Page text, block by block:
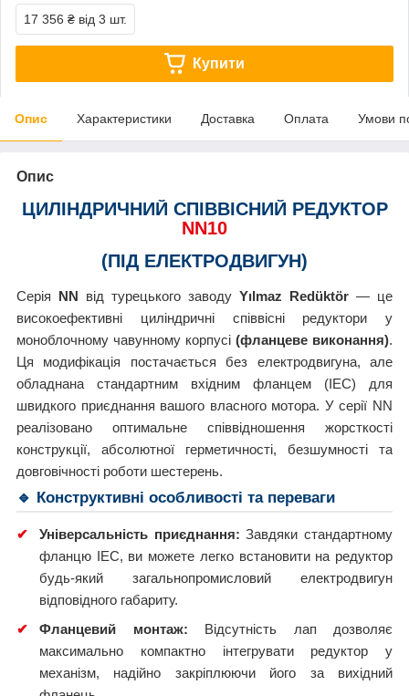
17 356 ₴ від 3 шт.
Купити
Опис Характеристики Доставка Оплата Умови
Опис
ЦИЛІНДРИЧНИЙ СПІВВІСНИЙ РЕДУКТОР
NN10
(ПІД ЕЛЕКТРОДВИГУН)
Серія NN від турецького заводу Yılmaz Redüktör — це
високоефективні циліндричні співвісні редуктори у
моноблочному чавунному корпусі (фланцеве виконання).
Ця модифікація постачається без електродвигуна, але
обладнана стандартним вхідним фланцем (IEC) для
швидкого приєднання вашого власного мотора. У серії NN
реалізовано оптимальне співвідношення жорсткості
конструкції, абсолютної герметичності, безшумності та
довговічності роботи шестерень.
🔹 Конструктивні особливості та переваги
✔ Універсальність приєднання: Завдяки стандартному
фланцю IEC, ви можете легко встановити на редуктор
будь-який загальнопромисловий електродвигун
відповідного габариту.
✔
Фланцевий монтаж: Відсутність лап дозволяє
максимально компактно інтегрувати редуктор у
механізм, надійно закріплюючи його за вихідний